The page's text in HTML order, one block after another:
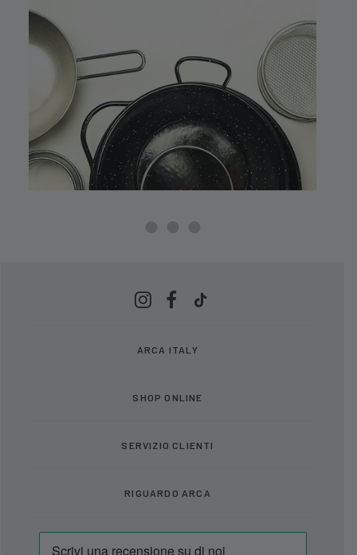
ARCA ITALY
SHOP ONLINE
SERVIZIO CLIENTI
RIGUARDO ARCA